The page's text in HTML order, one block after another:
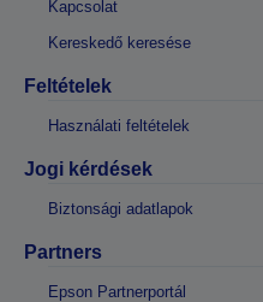
Kapcsolat
Kereskedő keresése
Feltételek
Használati feltételek
Jogi kérdések
Biztonsági adatlapok
Partners
Epson Partnerportál